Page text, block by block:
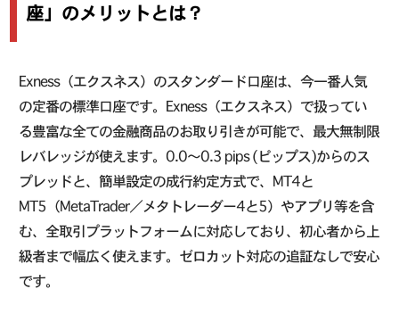
座」のメリットとは？
Exness（エクスネス）のスタンダード口座は、今一番人気
の定番の標準口座です。Exness（エクスネス）で扱ってい
る豊富な全ての金融商品のお取り引きが可能で、最大無制限
レバレッジが使えます。0.0〜0.3 pips (ピップス)からのス
プレッドと、簡単設定の成行約定方式で、MT4と
MT5（MetaTrader／メタトレーダー4と5）やアプリ等を含
む、全取引プラットフォームに対応しており、初心者から上
級者まで幅広く使えます。ゼロカット対応の追証なしで安心
です。